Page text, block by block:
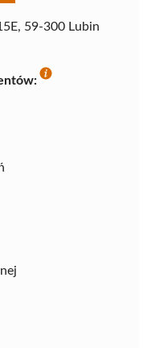
59-300 Lubin